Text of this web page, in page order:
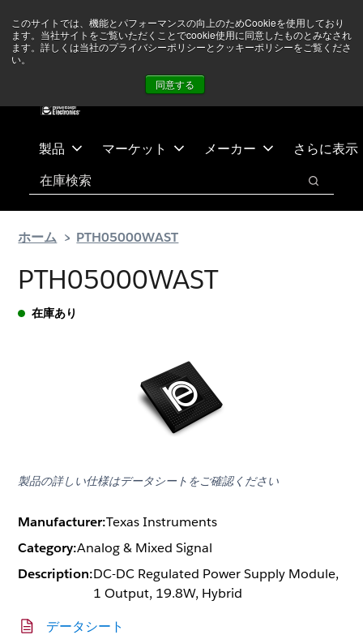
このサイトでは、機能とパフォーマンスの向上のためCookieを使用しており
ます。当社サイトをご覧いただくことでcookie使用に同意したものとみなされ
ます。詳しくは当社のプライバシーポリシーとクッキーポリシーをご覧くださ
い。
同意する
テ
ス
ありません 詳しい情報はこちら➜
製品 マーケット メーカー さらに表示
検索
検索
ホーム PTH05000WAST
PTH05000WAST
在庫あり
製品の詳しい仕様はデータシートをご確認ください
Manufacturer:Texas Instruments
Category:Analog & Mixed Signal
Description:DC-DC Regulated Power Supply Module,
1 Output, 19.8W, Hybrid
データシート